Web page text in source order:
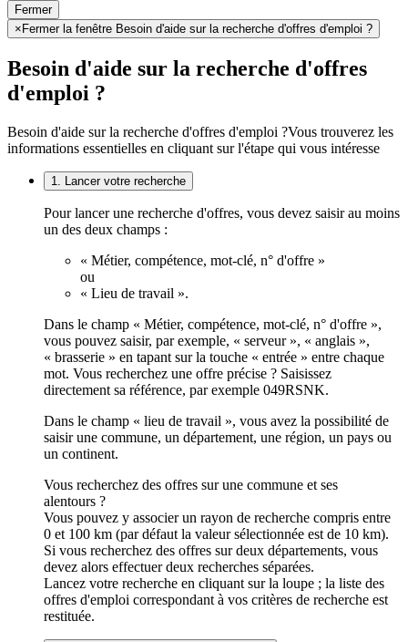
Fermer
× Fermer la fenêtre Besoin d'aide sur la recherche d'offres d'emploi ?
Besoin d'aide sur la recherche d'offres
d'emploi ?
Besoin d'aide sur la recherche d'offres d'emploi ?Vous trouverez les
informations essentielles en cliquant sur l'étape qui vous intéresse
1. Lancer votre recherche
Pour lancer une recherche d'offres, vous devez saisir au moins
un des deux champs :
« Métier, compétence, mot-clé, n° d'offre »
ou
« Lieu de travail ».
Dans le champ « Métier, compétence, mot-clé, n° d'offre »,
vous pouvez saisir, par exemple, « serveur », « anglais »,
« brasserie » en tapant sur la touche « entrée » entre chaque
mot. Vous recherchez une offre précise ? Saisissez
directement sa référence, par exemple 049RSNK.
Dans le champ « lieu de travail », vous avez la possibilité de
saisir une commune, un département, une région, un pays ou
un continent.
Vous recherchez des offres sur une commune et ses
alentours ?
Vous pouvez y associer un rayon de recherche compris entre
0 et 100 km (par défaut la valeur sélectionnée est de 10 km).
Si vous recherchez des offres sur deux départements, vous
devez alors effectuer deux recherches séparées.
Lancez votre recherche en cliquant sur la loupe ; la liste des
offres d'emploi correspondant à vos critères de recherche est
restituée.